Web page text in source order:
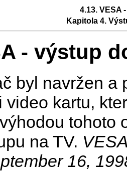
4.13. VESA
Kapitola 4.
- výstup
byl navržen
video kartu,
tohoto
na TV.
16,